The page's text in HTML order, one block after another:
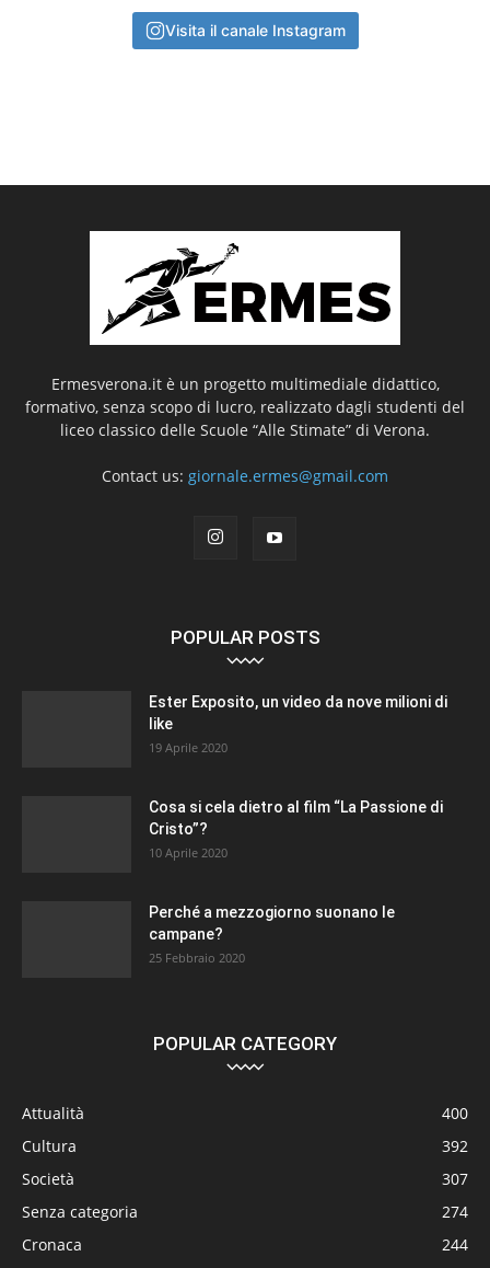
Visita il canale Instagram
Ermesverona.it è un progetto multimediale didattico,
formativo, senza scopo di lucro, realizzato dagli studenti del
liceo classico delle Scuole “Alle Stimate” di Verona.
Contact us: giornale.ermes@gmail.com
POPULAR POSTS
Ester Exposito, un video da nove milioni di
like
19 Aprile 2020
Cosa si cela dietro al film “La Passione di
Cristo”?
10 Aprile 2020
Perché a mezzogiorno suonano le
campane?
25 Febbraio 2020
POPULAR CATEGORY
Attualità
400
Cultura
392
Società
307
Senza categoria
274
Cronaca
244